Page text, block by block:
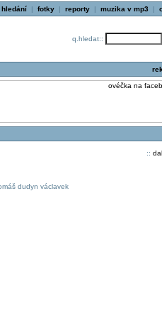
| fotky| reporty| muzika v mp3 |
q.hledat::
::
dudyn václavek